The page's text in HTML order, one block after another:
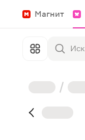
Магнит